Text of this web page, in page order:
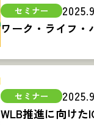
ワーク・ライフ・
WLB推進に向け